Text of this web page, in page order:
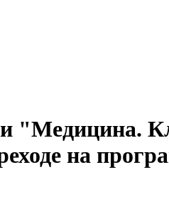
"Медицина.
на